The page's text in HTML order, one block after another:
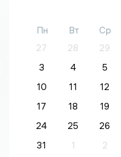
Пн Вт Ср
27
28 29
3
4 5
10
11 12
17
18 19
24
25 26
31
1 2